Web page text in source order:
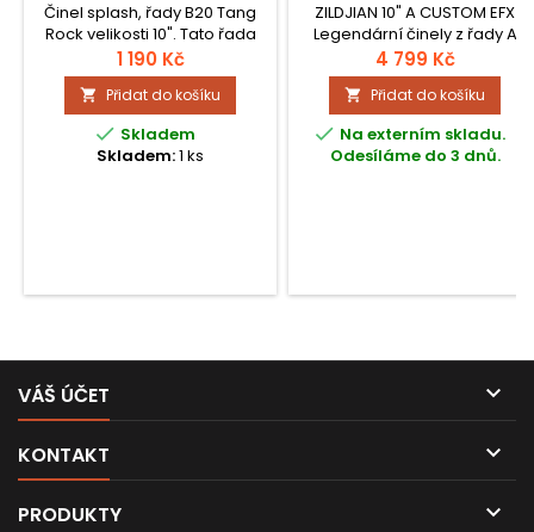
Činel splash, řady B20 Tang
Rock velikosti 10". Tato řada
činelů je určena hráčům, kteří
hledají vysokou kvalitu
zpracování a zvuku, který je
přímočarý a barevný. Činely
jsou ručně vyráběné z
oblíbené slitiny B20 (80 %
1 190 Kč
 Přidat do košíku
 Skladem
Skladem:1 ks
ZILDJIAN 10" A CUSTOM EFX
Legendární činely z řady A
jsou známy svou verzatilitou,
od super tenkých a delikátn…
4 799 Kč
 Přidat do košíku
 Na externím skladu.
Odesíláme do 3 dnů.
VÁŠ ÚČET 
KONTAKT 
PRODUKTY 